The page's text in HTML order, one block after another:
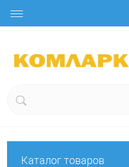
Каталог товаров